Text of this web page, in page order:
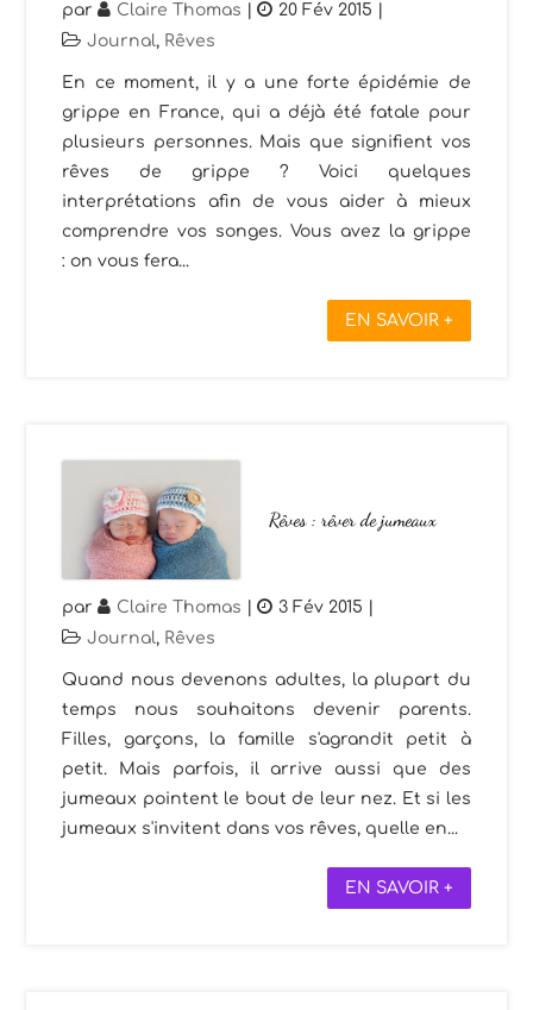
par Claire Thomas | 20 Fév 2015
Journal, Rêves
En ce moment, il y a une forte épidémie de
grippe en France, qui a déjà été fatale pour
plusieurs personnes. Mais que signifient vos
rêves de grippe ? Voici quelques
interprétations afin de vous aider à mieux
comprendre vos songes. Vous avez la grippe
: on vous fera...
EN SAVOIR +
Rêves : rêver de jumeaux
par Claire Thomas | 3 Fév 2015
Journal, Rêves
Quand nous devenons adultes, la plupart du
temps nous souhaitons devenir parents.
Filles, garçons, la famille s'agrandit petit à
petit. Mais parfois, il arrive aussi que des
jumeaux pointent le bout de leur nez. Et si les
jumeaux s'invitent dans vos rêves, quelle en...
EN SAVOIR +